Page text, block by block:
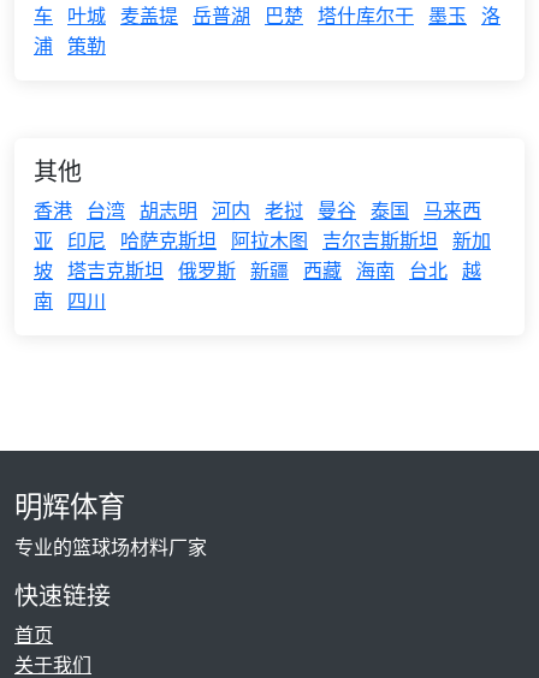
车
叶城 麦盖提 岳普湖 巴楚 塔什库尔干 墨玉 洛
浦 策勒
其他
香港 台湾 胡志明 河内 老挝 曼谷 泰国
马来西
亚
印尼 哈萨克斯坦 阿拉木图 吉尔吉斯斯坦 新加
坡 塔吉克斯坦 俄罗斯 新疆 西藏 海南 台北 越
南
四川
明辉体育
专业的篮球场材料厂家
快速链接
首页
关于我们